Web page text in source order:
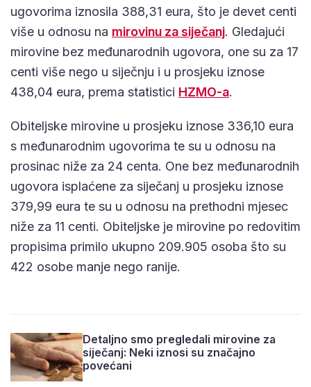
ugovorima iznosila 388,31 eura, što je devet centi
više u odnosu na mirovinu za siječanj. Gledajući
mirovine bez međunarodnih ugovora, one su za 17
centi više nego u siječnju i u prosjeku iznose
438,04 eura, prema statistici HZMO-a.
Obiteljske mirovine u prosjeku iznose 336,10 eura
s međunarodnim ugovorima te su u odnosu na
prosinac niže za 24 centa. One bez međunarodnih
ugovora isplaćene za siječanj u prosjeku iznose
379,99 eura te su u odnosu na prethodni mjesec
niže za 11 centi. Obiteljske je mirovine po redovitim
propisima primilo ukupno 209.905 osoba što su
422 osobe manje nego ranije.
Detaljno smo pregledali mirovine za
siječanj: Neki iznosi su značajno
povećani